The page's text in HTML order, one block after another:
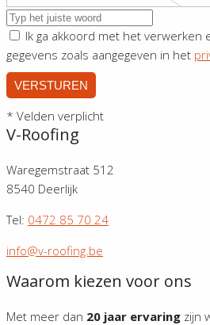
Ik ga akkoord met het verwerken
gegevens zoals aangegeven in het
VERSTUREN
* Velden verplicht
V-Roofing
Waregemstraat 512
8540 Deerlijk
Tel: 0472 85 70 24
info@v-roofing.be
Waarom kiezen voor ons
Met meer dan 20 jaar ervaring zijn